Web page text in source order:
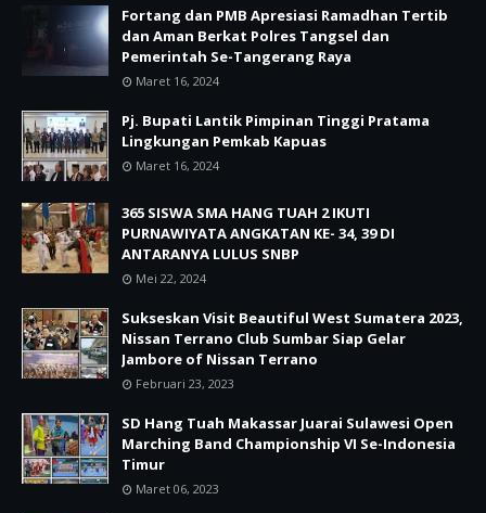
Fortang dan PMB Apresiasi Ramadhan Tertib
dan Aman Berkat Polres Tangsel dan
Pemerintah Se-Tangerang Raya
Maret 16, 2024
Pj. Bupati Lantik Pimpinan Tinggi Pratama
Lingkungan Pemkab Kapuas
Maret 16, 2024
365 SISWA SMA HANG TUAH 2 IKUTI
PURNAWIYATA ANGKATAN KE- 34, 39 DI
ANTARANYA LULUS SNBP
Mei 22, 2024
Sukseskan Visit Beautiful West Sumatera 2023,
Nissan Terrano Club Sumbar Siap Gelar
Jambore of Nissan Terrano
Februari 23, 2023
SD Hang Tuah Makassar Juarai Sulawesi Open
Marching Band Championship VI Se-Indonesia
Timur
Maret 06, 2023